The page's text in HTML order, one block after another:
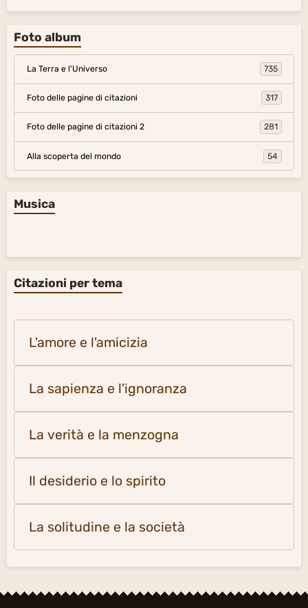
Foto album
La Terra e l'Universo 735
Foto delle pagine di citazioni 317
Foto delle pagine di citazioni 2 281
Alla scoperta del mondo 54
Musica
Citazioni per tema
L'amore e l'amicizia
La sapienza e l'ignoranza
La verità e la menzogna
Il desiderio e lo spirito
La solitudine e la società